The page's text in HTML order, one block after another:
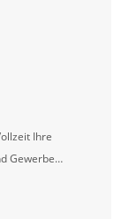
Ihre
Gewerbe…